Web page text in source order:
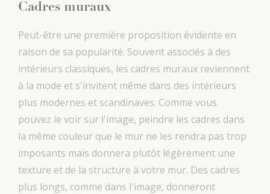
Cadres muraux
Peut-être une première proposition évidente en
raison de sa popularité. Souvent associés à des
intérieurs classiques, les cadres muraux reviennent
à la mode et s'invitent même dans des intérieurs
plus modernes et scandinaves. Comme vous
pouvez le voir sur l'image, peindre les cadres dans
la même couleur que le mur ne les rendra pas trop
imposants mais donnera plutôt légèrement une
texture et de la structure à votre mur. Des cadres
plus longs, comme dans l'image, donneront